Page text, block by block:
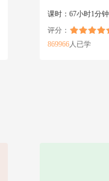
课时：67小时1分钟
评分：
869966人已学